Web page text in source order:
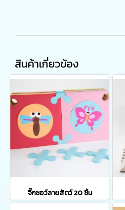
สินค้าเกี่ยวข้อง
จิ๊กซอว์ลายสัตว์ 20 ชิ้น